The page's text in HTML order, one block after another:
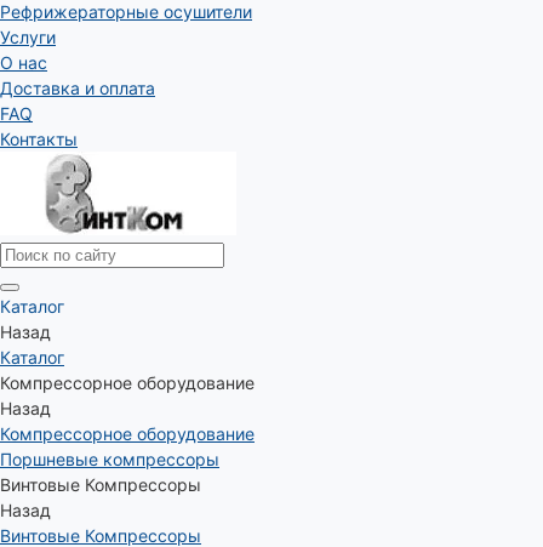
Рефрижераторные осушители
Услуги
О нас
Доставка и оплата
FAQ
Контакты
Каталог
Назад
Каталог
Компрессорное оборудование
Назад
Компрессорное оборудование
Поршневые компрессоры
Винтовые Компрессоры
Назад
Винтовые Компрессоры